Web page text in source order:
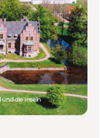
und die Inseln